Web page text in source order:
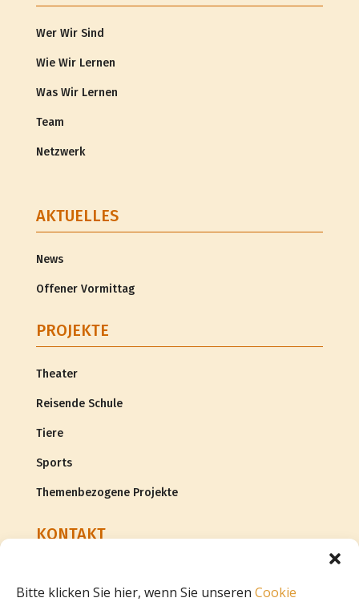
Bitte klicken Sie hier, wenn Sie unseren Cookie
Wer Wir Sind
Wie Wir Lernen
Was Wir Lernen
Team
Netzwerk
AKTUELLES
News
Offener Vormittag
PROJEKTE
Theater
Reisende Schule
Tiere
Sports
Themenbezogene Projekte
KONTAKT